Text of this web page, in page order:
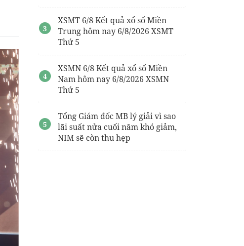
XSMT 6/8 Kết quả xổ số Miền
Trung hôm nay 6/8/2026 XSMT
Thứ 5
XSMN 6/8 Kết quả xổ số Miền
Nam hôm nay 6/8/2026 XSMN
Thứ 5
Tổng Giám đốc MB lý giải vì sao
lãi suất nửa cuối năm khó giảm,
NIM sẽ còn thu hẹp